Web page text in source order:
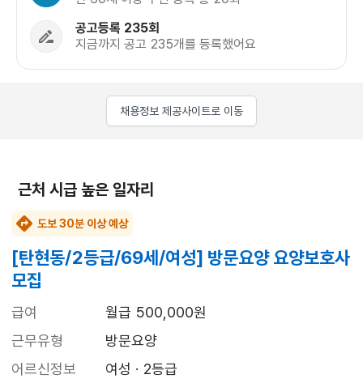
공고등록 235회
지금까지 공고 235개를 등록했어요
채용정보 제공사이트로 이동
근처 시급 높은 일자리
도보 30분 이상 예상
[탄현동/2등급/69세/여성] 방문요양 요양보호사
모집
급여
월급 500,000원
근무유형
방문요양
어르신정보
여성 · 2등급